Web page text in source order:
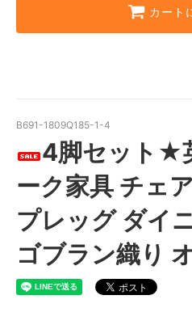
カート
B691-1809Q185-1-4
4脚セット★
ーク家具 チェ
プレッグ ダイ
ゴブラン織り